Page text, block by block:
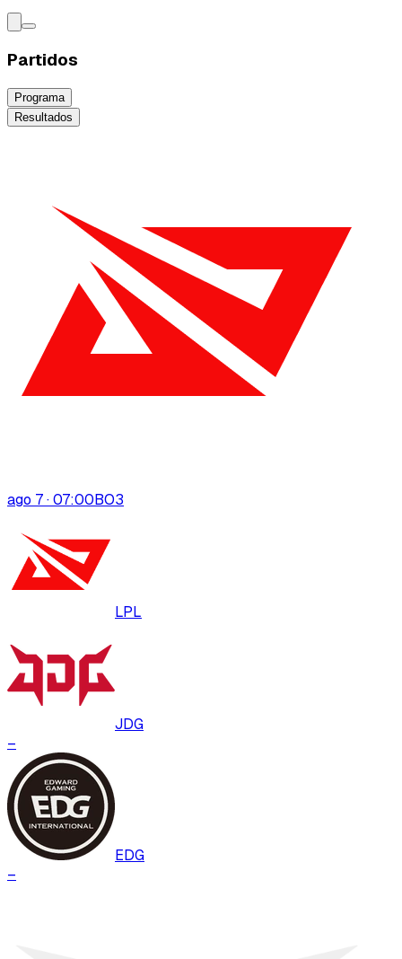
Partidos
Programa
Resultados
ago 7 · 07:00BO3
LPL
JDG
–
EDG
–